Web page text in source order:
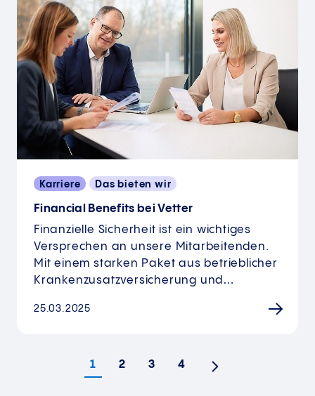
Karriere Das bieten wir
Financial Benefits bei Vetter
Finanzielle Sicherheit ist ein wichtiges
Versprechen an unsere Mitarbeitenden.
Mit einem starken Paket aus betrieblicher
Krankenzusatzversicherung und…
25.03.2025
1 2 3 4 Nächste